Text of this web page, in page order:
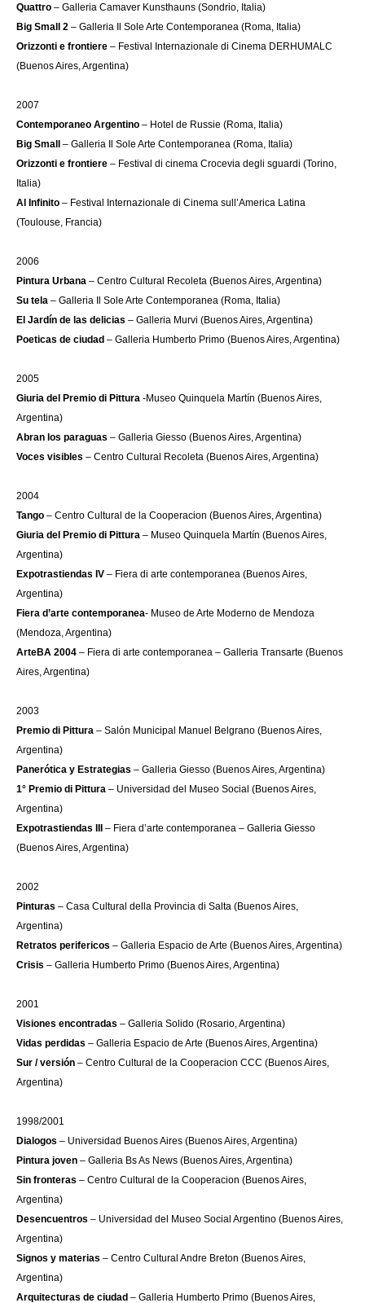
Quattro – Galleria Camaver Kunsthauns (Sondrio, Italia)
Big Small 2 – Galleria Il Sole Arte Contemporanea (Roma, Italia)
Orizzonti e frontiere – Festival Internazionale di Cinema DERHUMALC
(Buenos Aires, Argentina)
2007
Contemporaneo Argentino – Hotel de Russie (Roma, Italia)
Big Small – Galleria Il Sole Arte Contemporanea (Roma, Italia)
Orizzonti e frontiere – Festival di cinema Crocevia degli sguardi (Torino,
Italia)
Al Infinito – Festival Internazionale di Cinema sull’America Latina
(Toulouse, Francia)
2006
Pintura Urbana – Centro Cultural Recoleta (Buenos Aires, Argentina)
Su tela – Galleria Il Sole Arte Contemporanea (Roma, Italia)
El Jardín de las delicias – Galleria Murvi (Buenos Aires, Argentina)
Poeticas de ciudad – Galleria Humberto Primo (Buenos Aires, Argentina)
2005
Giuria del Premio di Pittura -Museo Quinquela Martín (Buenos Aires,
Argentina)
Abran los paraguas – Galleria Giesso (Buenos Aires, Argentina)
Voces visibles – Centro Cultural Recoleta (Buenos Aires, Argentina)
2004
Tango – Centro Cultural de la Cooperacion (Buenos Aires, Argentina)
Giuria del Premio di Pittura – Museo Quinquela Martín (Buenos Aires,
Argentina)
Expotrastiendas IV – Fiera di arte contemporanea (Buenos Aires,
Argentina)
Fiera d’arte contemporanea- Museo de Arte Moderno de Mendoza
(Mendoza, Argentina)
ArteBA 2004 – Fiera di arte contemporanea – Galleria Transarte (Buenos
Aires, Argentina)
2003
Premio di Pittura – Salón Municipal Manuel Belgrano (Buenos Aires,
Argentina)
Panerótica y Estrategias – Galleria Giesso (Buenos Aires, Argentina)
1° Premio di Pittura – Universidad del Museo Social (Buenos Aires,
Argentina)
Expotrastiendas III – Fiera d’arte contemporanea – Galleria Giesso
(Buenos Aires, Argentina)
2002
Pinturas – Casa Cultural della Provincia di Salta (Buenos Aires,
Argentina)
Retratos perifericos – Galleria Espacio de Arte (Buenos Aires, Argentina)
Crisis – Galleria Humberto Primo (Buenos Aires, Argentina)
2001
Visiones encontradas – Galleria Solido (Rosario, Argentina)
Vidas perdidas – Galleria Espacio de Arte (Buenos Aires, Argentina)
Sur / versión – Centro Cultural de la Cooperacion CCC (Buenos Aires,
Argentina)
1998/2001
Dialogos – Universidad Buenos Aires (Buenos Aires, Argentina)
Pintura joven – Galleria Bs As News (Buenos Aires, Argentina)
Sin fronteras – Centro Cultural de la Cooperacion (Buenos Aires,
Argentina)
Desencuentros – Universidad del Museo Social Argentino (Buenos Aires,
Argentina)
Signos y materias – Centro Cultural Andre Breton (Buenos Aires,
Argentina)
Arquitecturas de ciudad – Galleria Humberto Primo (Buenos Aires,